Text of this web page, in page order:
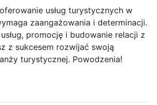
usług turystycznych w
zaangażowania i determinacji.
promocję i budowanie relacji z
z sukcesem rozwijać swoją
turystycznej. Powodzenia!